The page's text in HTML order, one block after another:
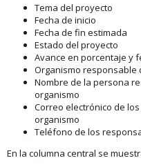
Tema del proyecto
Fecha de inicio
Fecha de fin estimada
Estado del proyecto
Avance en porcentaje y
Organismo responsable
Nombre de la persona
organismo
Correo electrónico de
organismo
Teléfono de los
En la columna central se